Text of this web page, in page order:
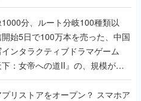
EXTREME』で初タッグを組
ンド2人に訊く開発秘話
分、ルート分岐100種類以
開始5日で100万本を売った、中国
ンタラクティブドラマゲーム
下：女帝への道II』の、規模が違
をプロデューサーに聞いた
ストアをオープン？ スマホア